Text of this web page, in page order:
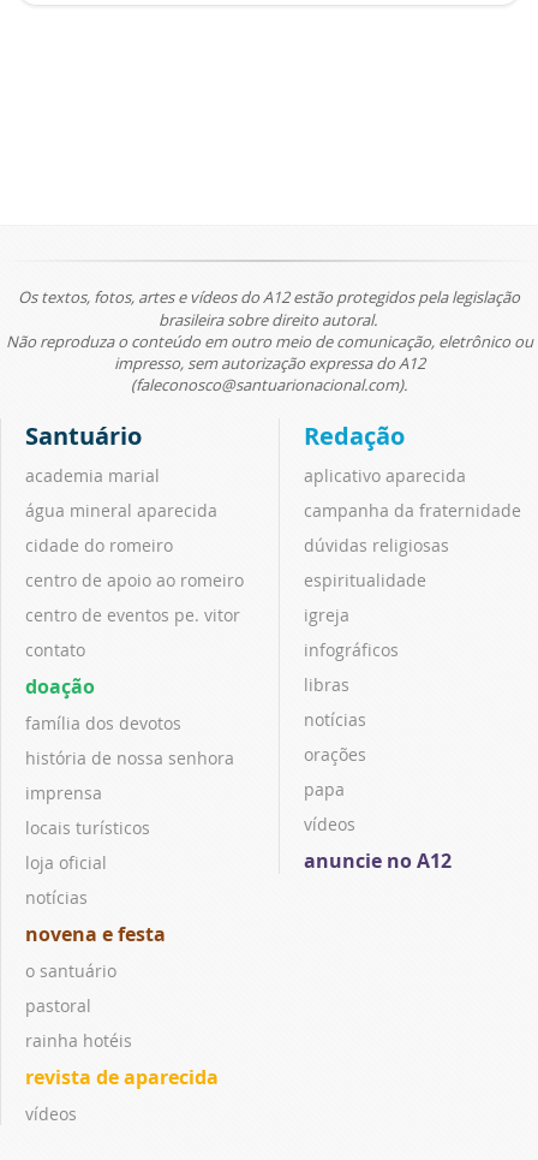
Os textos, fotos, artes e vídeos do A12 estão protegidos pela legislação
brasileira sobre direito autoral.
Não reproduza o conteúdo em outro meio de comunicação, eletrônico ou
impresso, sem autorização expressa do A12
(faleconosco@santuarionacional.com).
Santuário
academia marial
água mineral aparecida
cidade do romeiro
centro de apoio ao romeiro
centro de eventos pe. vitor
contato
doação
família dos devotos
história de nossa senhora
imprensa
locais turísticos
loja oficial
notícias
novena e festa
o santuário
pastoral
rainha hotéis
revista de aparecida
vídeos
Redação
aplicativo aparecida
campanha da fraternidade
dúvidas religiosas
espiritualidade
igreja
infográficos
libras
notícias
orações
papa
vídeos
anuncie no A12